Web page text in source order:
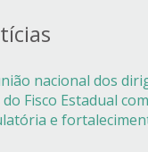
nacional dos
Fisco Estadual
e